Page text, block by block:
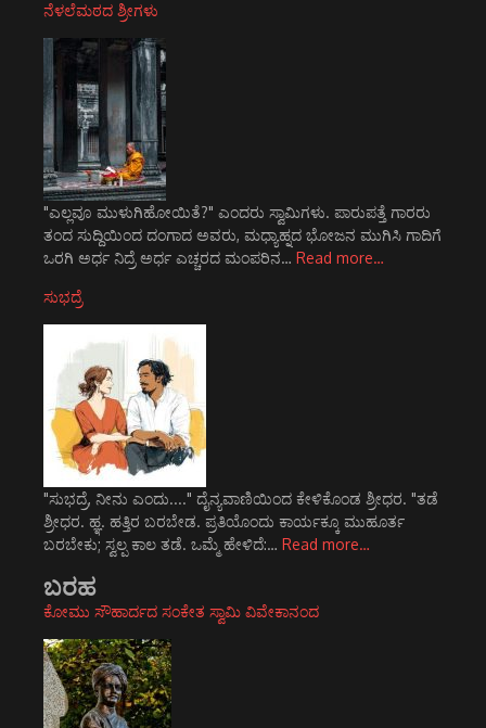
ನೆಳಲೆಮಠದ ಶ್ರೀಗಳು
"ಎಲ್ಲವೂ ಮುಳುಗಿಹೋಯಿತೆ?" ಎಂದರು ಸ್ವಾಮಿಗಳು. ಪಾರುಪತ್ತೆ ಗಾರರು
ತಂದ ಸುದ್ದಿಯಿಂದ ದಂಗಾದ ಅವರು, ಮಧ್ಯಾಹ್ನದ ಭೋಜನ ಮುಗಿಸಿ ಗಾದಿಗೆ
ಒರಗಿ ಅರ್ಧ ನಿದ್ರೆ ಅರ್ಧ ಎಚ್ಚರದ ಮಂಪರಿನ… Read more…
ಸುಭದ್ರೆ
"ಸುಭದ್ರೆ, ನೀನು ಎಂದು...." ದೈನ್ಯವಾಣಿಯಿಂದ ಕೇಳಿಕೊಂಡ ಶ್ರೀಧರ. "ತಡೆ
ಶ್ರೀಧರ. ಹ್ಞ. ಹತ್ತಿರ ಬರಬೇಡ. ಪ್ರತಿಯೊಂದು ಕಾರ್ಯಕ್ಕೂ ಮುಹೂರ್ತ
ಬರಬೇಕು; ಸ್ವಲ್ಪ ಕಾಲ ತಡೆ. ಒಮ್ಮೆ ಹೇಳಿದೆ:… Read more…
ಬರಹ
ಕೋಮು ಸೌಹಾರ್ದದ ಸಂಕೇತ ಸ್ವಾಮಿ ವಿವೇಕಾನಂದ